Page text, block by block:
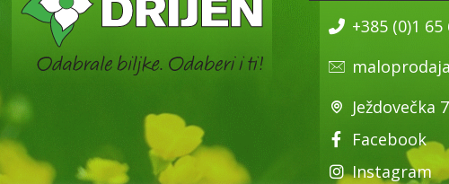
+385 (0)1 65
Ježdovečka
Facebook
Instagram